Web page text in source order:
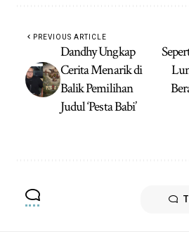
PREVIOUS ARTICLE
Dandhy Ungkap
Cerita Menarik di
Balik Pemilihan
Judul ‘Pesta Babi’